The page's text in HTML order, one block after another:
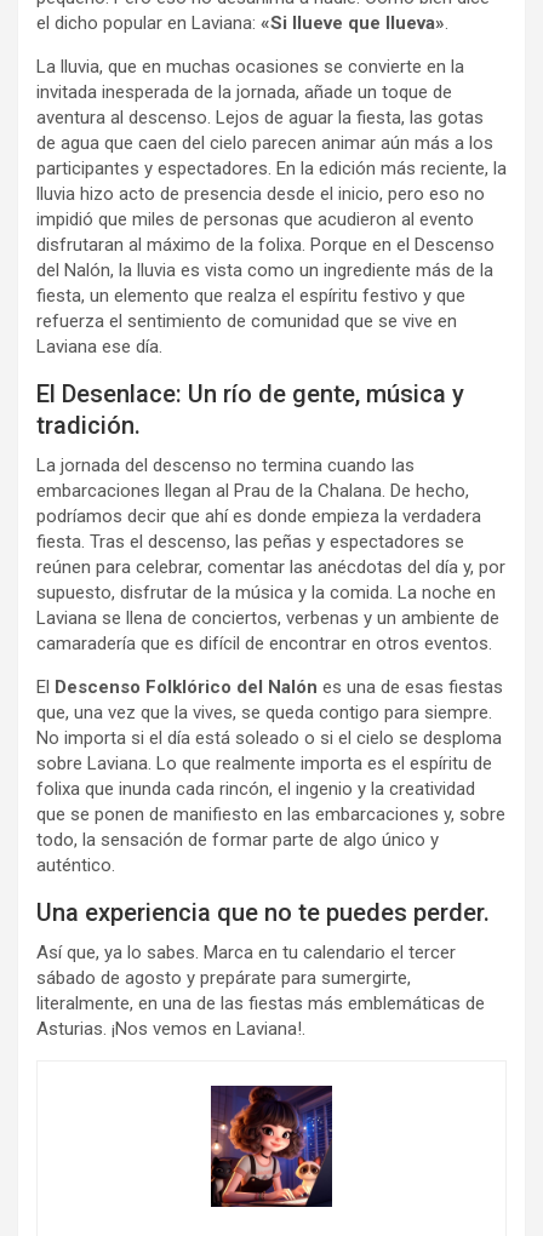
el dicho popular en Laviana: «Si llueve que llueva».
La lluvia, que en muchas ocasiones se convierte en la
invitada inesperada de la jornada, añade un toque de
aventura al descenso. Lejos de aguar la fiesta, las gotas
de agua que caen del cielo parecen animar aún más a los
participantes y espectadores. En la edición más reciente, la
lluvia hizo acto de presencia desde el inicio, pero eso no
impidió que miles de personas que acudieron al evento
disfrutaran al máximo de la folixa. Porque en el Descenso
del Nalón, la lluvia es vista como un ingrediente más de la
fiesta, un elemento que realza el espíritu festivo y que
refuerza el sentimiento de comunidad que se vive en
Laviana ese día.
El Desenlace: Un río de gente, música y
tradición.
La jornada del descenso no termina cuando las
embarcaciones llegan al Prau de la Chalana. De hecho,
podríamos decir que ahí es donde empieza la verdadera
fiesta. Tras el descenso, las peñas y espectadores se
reúnen para celebrar, comentar las anécdotas del día y, por
supuesto, disfrutar de la música y la comida. La noche en
Laviana se llena de conciertos, verbenas y un ambiente de
camaradería que es difícil de encontrar en otros eventos.
El Descenso Folklórico del Nalón es una de esas fiestas
que, una vez que la vives, se queda contigo para siempre.
No importa si el día está soleado o si el cielo se desploma
sobre Laviana. Lo que realmente importa es el espíritu de
folixa que inunda cada rincón, el ingenio y la creatividad
que se ponen de manifiesto en las embarcaciones y, sobre
todo, la sensación de formar parte de algo único y
auténtico.
Una experiencia que no te puedes perder.
Así que, ya lo sabes. Marca en tu calendario el tercer
sábado de agosto y prepárate para sumergirte,
literalmente, en una de las fiestas más emblemáticas de
Asturias. ¡Nos vemos en Laviana!.